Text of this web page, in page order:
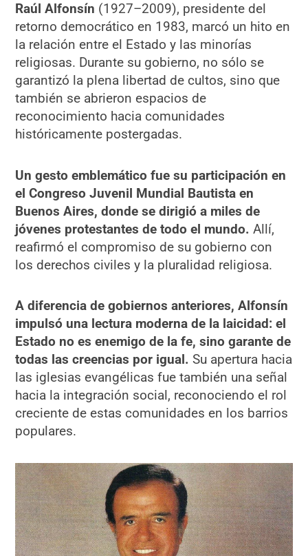
Raúl Alfonsín (1927–2009), presidente del
retorno democrático en 1983, marcó un hito en
la relación entre el Estado y las minorías
religiosas. Durante su gobierno, no sólo se
garantizó la plena libertad de cultos, sino que
también se abrieron espacios de
reconocimiento hacia comunidades
históricamente postergadas.
Un gesto emblemático fue su participación en
el Congreso Juvenil Mundial Bautista en
Buenos Aires, donde se dirigió a miles de
jóvenes protestantes de todo el mundo. Allí,
reafirmó el compromiso de su gobierno con
los derechos civiles y la pluralidad religiosa.
A diferencia de gobiernos anteriores, Alfonsín
impulsó una lectura moderna de la laicidad: el
Estado no es enemigo de la fe, sino garante de
todas las creencias por igual. Su apertura hacia
las iglesias evangélicas fue también una señal
hacia la integración social, reconociendo el rol
creciente de estas comunidades en los barrios
populares.